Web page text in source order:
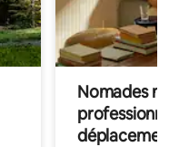
Nomades
déplacement